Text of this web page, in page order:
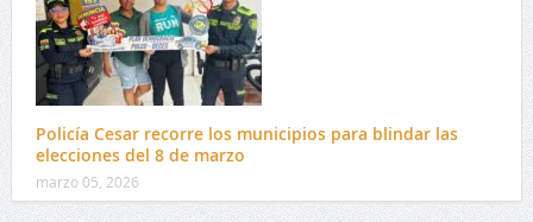
Policía Cesar recorre los municipios para blindar las
elecciones del 8 de marzo
marzo 05, 2026